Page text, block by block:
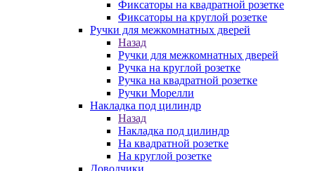
Фиксаторы на квадратной розетке
Фиксаторы на круглой розетке
Ручки для межкомнатных дверей
Назад
Ручки для межкомнатных дверей
Ручка на круглой розетке
Ручка на квадратной розетке
Ручки Морелли
Накладка под цилиндр
Назад
Накладка под цилиндр
На квадратной розетке
На круглой розетке
Доводчики